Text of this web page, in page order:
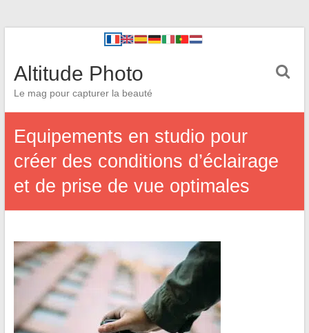
Altitude Photo
Le mag pour capturer la beauté
Equipements en studio pour
créer des conditions d’éclairage
et de prise de vue optimales